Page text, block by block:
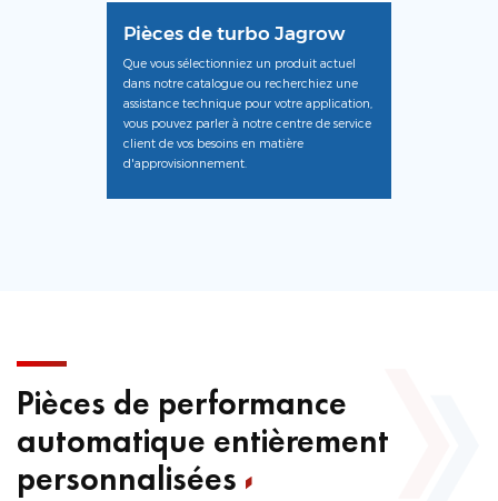
Pièces de turbo Jagrow
Que vous sélectionniez un produit actuel
dans notre catalogue ou recherchiez une
assistance technique pour votre application,
vous pouvez parler à notre centre de service
client de vos besoins en matière
d'approvisionnement.
Pièces de performance
automatique entièrement
personnalisées